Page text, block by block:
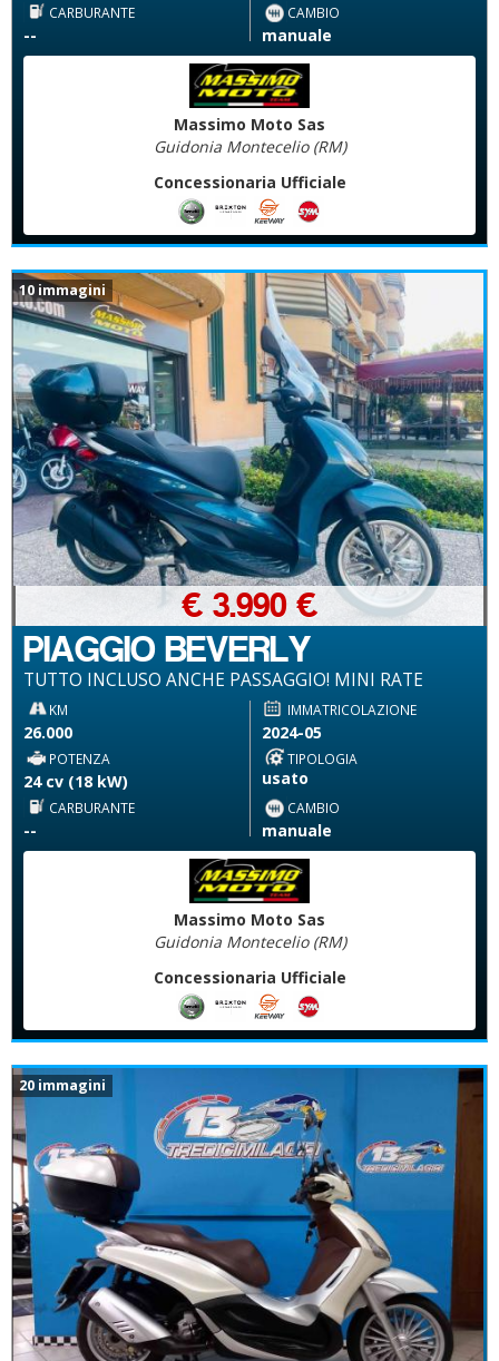
CARBURANTE
--
CAMBIO
manuale
Massimo Moto Sas
Guidonia Montecelio (RM)
Concessionaria Ufficiale
10 immagini
PIAGGIO BEVERLY
TUTTO INCLUSO ANCHE PASSAGGIO! MINI RATE
€ 3.990 €
KM
26.000
IMMATRICOLAZIONE
2024-05
POTENZA
24 cv (18 kW)
TIPOLOGIA
usato
CARBURANTE
--
CAMBIO
manuale
Massimo Moto Sas
Guidonia Montecelio (RM)
Concessionaria Ufficiale
20 immagini